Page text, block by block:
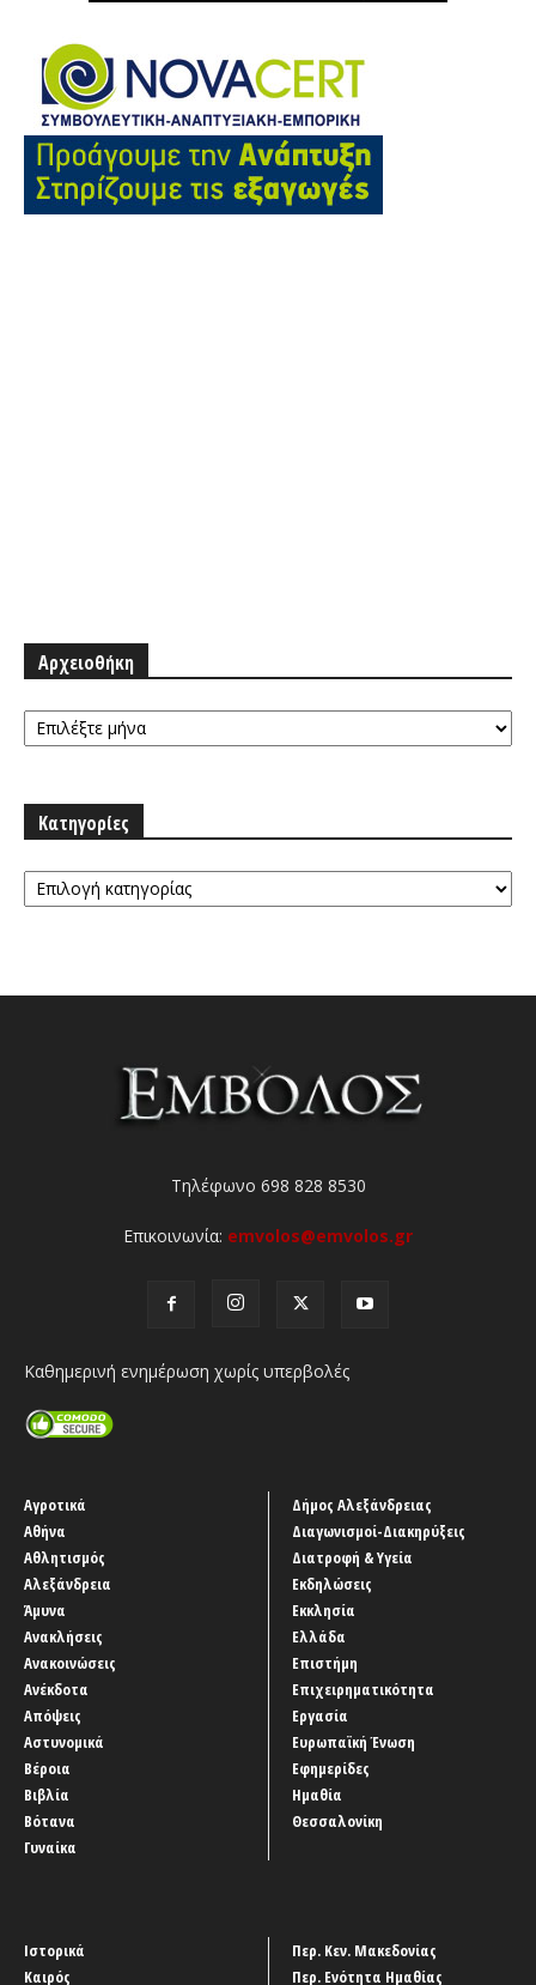
Αρχειοθήκη
Αρχειοθήκη
Κατηγορίες
Κατηγορίες
Τηλέφωνο 698 828 8530
Επικοινωνία: emvolos@emvolos.gr
Καθημερινή ενημέρωση χωρίς υπερβολές
Αγροτικά
Αθήνα
Αθλητισμός
Αλεξάνδρεια
Άμυνα
Ανακλήσεις
Ανακοινώσεις
Ανέκδοτα
Απόψεις
Αστυνομικά
Βέροια
Βιβλία
Βότανα
Γυναίκα
Δήμος Αλεξάνδρειας
Διαγωνισμοί-Διακηρύξεις
Διατροφή & Υγεία
Εκδηλώσεις
Εκκλησία
Ελλάδα
Επιστήμη
Επιχειρηματικότητα
Εργασία
Ευρωπαϊκή Ένωση
Εφημερίδες
Ημαθία
Θεσσαλονίκη
Ιστορικά
Καιρός
Περ. Κεν. Μακεδονίας
Περ. Ενότητα Ημαθίας